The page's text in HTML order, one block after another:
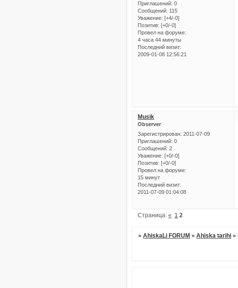
Приглашений: 0
Сообщений: 115
Уважение: [+4/-0]
Позитив: [+0/-0]
Провел на форуме:
4 часа 44 минуты
Последний визит:
2009-01-08 12:56:21
Musik
Observer
Зарегистрирован: 2011-07-09
Приглашений: 0
Сообщений: 2
Уважение: [+0/-0]
Позитив: [+0/-0]
Провел на форуме:
15 минут
Последний визит:
2011-07-09 01:04:08
Страница:« 1 2
»AhiskaLi FORUM »Ahiska tarihi »